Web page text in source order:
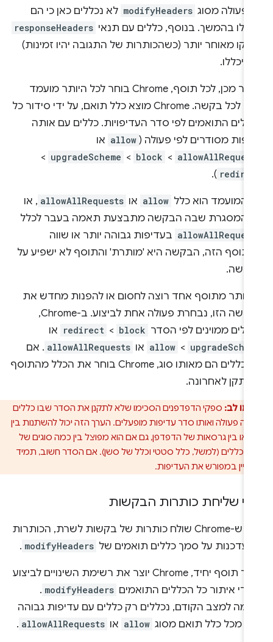
פעולה מסוג modifyHeaders לא נכללים כאן כי הם
בהמשך. בנוסף, כללים עם תנאי responseHeaders
מאוחר יותר (כשהכותרות של התגובה יהיו זמינות)
ייכללו.
לאחר מכן, לכל תוסף, Chrome בוחר לכל היותר מועמד
אחד לכל בקשה. ‫Chrome מוצא כלל תואם, על ידי סידור כל
התואמים לפי סדר העדיפויות. כללים עם אותה
מסודרים לפי פעולה ( allow או
>
block
>
upgradeScheme
>
).
המועמד הוא כלל allow או allowAllRequests , או
המסגרת שבה הבקשה מתבצעת תאמה בעבר לכלל
בעדיפות גבוהה יותר או שווה
הזה, הבקשה היא 'מותרת' והתוסף לא ישפיע על
יותר מתוסף אחד רוצה לחסום או להפנות מחדש את
הבקשה הזו, נבחרת פעולה אחת לביצוע. ב-Chrome,
ממוינים לפי הסדר block
>
redirect או
>
allow או allowAllRequests . אם
שני כללים הם מאותו סוג, Chrome בוחר את הכלל מהתוסף
לאחרונה.
לב:ספקי הדפדפנים הסכימו שלא לתקנן את הסדר שבו כללים
פעולה ואותו סדר עדיפות מופעלים. הערך הזה יכול להשתנות בין
או בין גרסאות של הדפדפן, גם אם הוא מפוצל בין כמה סוגים של
כללים (למשל, כלל סטטי וכלל של סשן). אם הסדר חשוב, תמיד
במפורש את העדיפות.
שליחת כותרות הבקשות
לפני ש-Chrome שולח כותרות של בקשות לשרת, הכותרות
על סמך כללים תואמים של modifyHeaders
.
בתוך תוסף יחיד, Chrome יוצר את רשימת השינויים לביצוע
ידי איתור כל הכללים התואמים modifyHeaders
.
למצב הקודם, נכללים רק כללים עם עדיפות גבוהה
מכל כלל תואם מסוג allow או allowAllRequests
.